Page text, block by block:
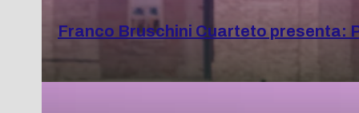
Franco Bruschini Cuarteto presenta: